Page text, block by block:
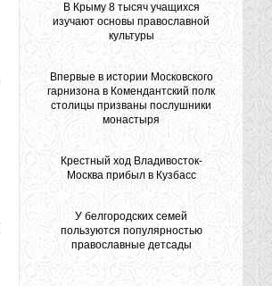
В Крыму 8 тысяч учащихся
изучают основы православной
культуры
Впервые в истории Московского
гарнизона в Комендантский полк
столицы призваны послушники
монастыря
Крестный ход Владивосток-
Москва прибыл в Кузбасс
У белгородских семей
пользуются популярностью
православные детсады